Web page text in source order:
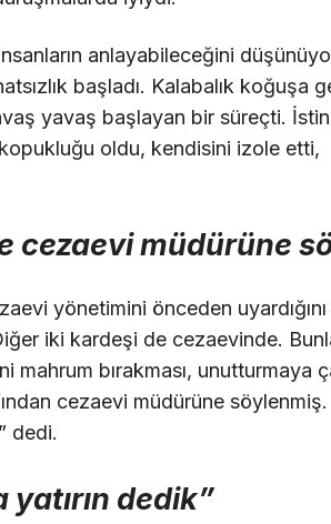
anlayabileceğini
başladı. Kalabalık koğuşa
yavaş başlayan bir süreçti.
oldu, kendisini izole etti,
cezaevi müdürüne
yönetimini önceden
iki kardeşi de cezaevinde.
mahrum bırakması, unutturmaya
cezaevi müdürüne söylenmiş.
dedi.
dedik”